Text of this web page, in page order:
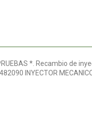
*. Recambio de
INYECTOR